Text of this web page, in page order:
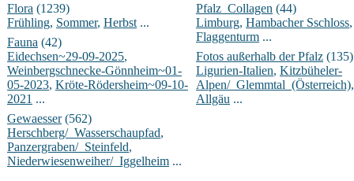
Flora (1239)
Frühling, Sommer, Herbst ...
Fauna (42)
Eidechsen~29-09-2025,
Weinbergschnecke-Gönnheim~01-
05-2023, Kröte-Rödersheim~09-10-
2021 ...
Gewaesser(562)
Herschberg/_Wasserschaupfad,
Panzergraben/_Steinfeld,
Niederwiesenweiher/_Iggelheim ...
Pfalz_Collagen (44)
Limburg, Hambacher Sschloss,
Flaggenturm ...
Fotos außerhalb der Pfalz (135)
Ligurien-Italien, Kitzbüheler-
Alpen/_Glemmtal_(Österreich),
Allgäu ...